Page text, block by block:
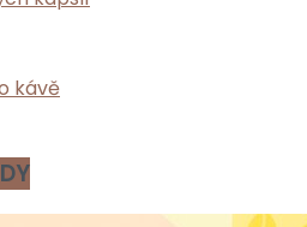
kávě